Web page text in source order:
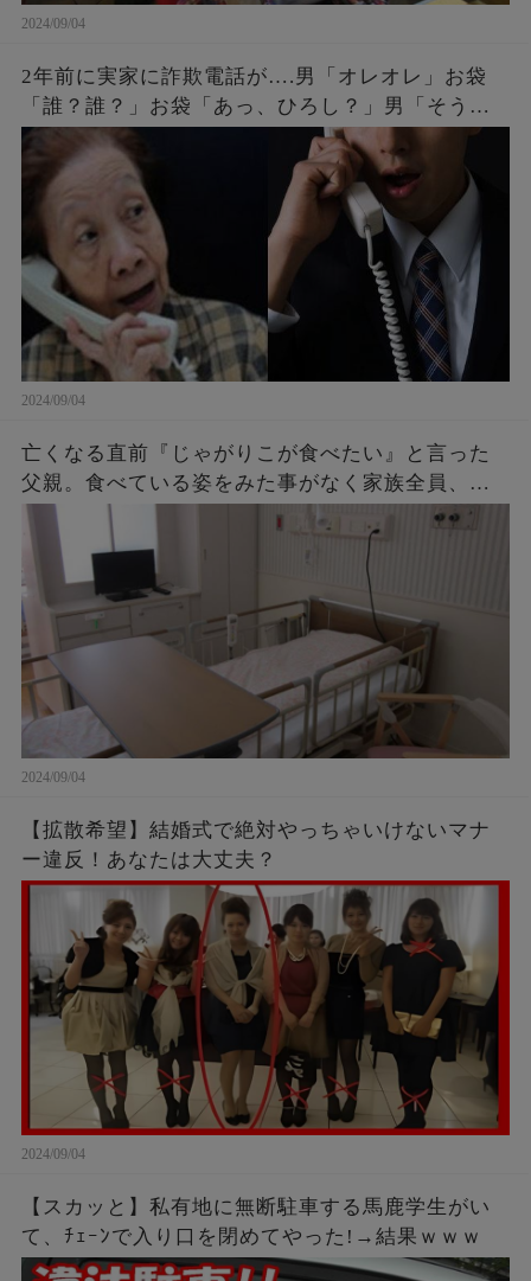
2024/09/04
2年前に実家に詐欺電話が….男「オレオレ」お袋
「誰？誰？」お袋「あっ、ひろし？」男「そうだ
よ母さん、ひろしだよ」母の驚愕な破壊力のある
返しとはw
2024/09/04
亡くなる直前『じゃがりこが食べたい』と言った
父親。食べている姿をみた事がなく家族全員、不
思議に思っていたら・・・後に判明したその理由
に涙が止まらない。
2024/09/04
【拡散希望】結婚式で絶対やっちゃいけないマナ
ー違反！あなたは大丈夫？
2024/09/04
【スカッと】私有地に無断駐車する馬鹿学生がい
て、ﾁｪｰﾝで入り口を閉めてやった!→結果ｗｗｗ